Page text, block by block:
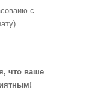
с
что ваше